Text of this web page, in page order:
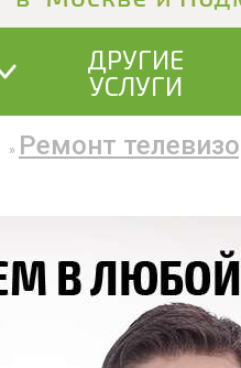
ДРУГИЕ
УСЛУГИ
» Ремонт